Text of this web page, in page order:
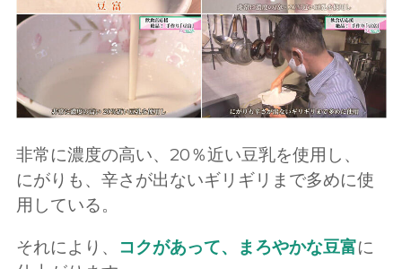
非常に濃度の高い、20％近い豆乳を使用し、
にがりも、辛さが出ないギリギリまで多めに使
用している。
それにより、 コクがあって、まろやかな豆富に